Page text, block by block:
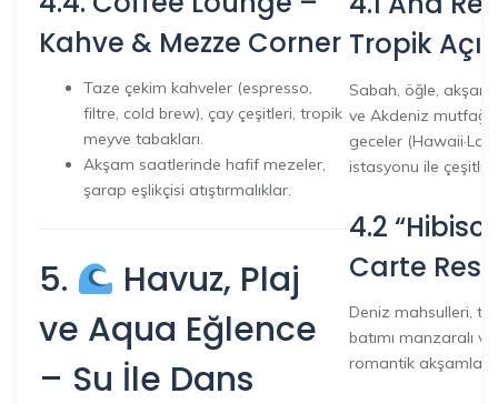
Kahve & Mezze Corner
Taze çekim kahveler (espresso,
filtre, cold brew), çay çeşitleri, tropik
meyve tabakları.
Akşam saatlerinde hafif mezeler,
şarap eşlikçisi atıştırmalıklar.
5.
Havuz, Plaj
ve Aqua Eğlence
– Su İle Dans
Tropik
Sabah, öğle,
ve Akdeniz
geceler
istasyonu ile
4.2
Carte
Deniz mahsulleri,
batımı manzaralı
romantik akşamlar